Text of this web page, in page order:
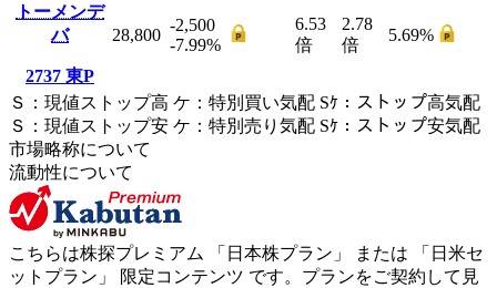
トーメンデ
バ
2737 東P
28,800
-2,500
-7.99%
6.53
倍
2.78
倍
5.69%
Ｓ ： 現値ストップ高 ケ ： 特別買い気配 Sｹ ： ストップ高気配
Ｓ ： 現値ストップ安 ケ ： 特別売 り 気配 Sｹ ： ストップ安気配
市場略称について
流動性について
こちらは株探プレミアム 「 日本株プラン 」 または 「 日米セ
ットプラン 」 限定コンテンツ です。プランをご契約して見